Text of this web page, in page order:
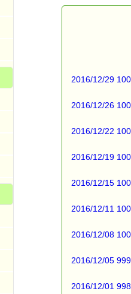
仙台でバッチ
【５月コース】
5/16・30・6/
6/9・23・7/7
時間は：
バッチ国際教
バッチフラワ
（レベル１か
2016/12/29
2016/12/26
2016/12/22
2016/12/19
2016/12/15
2016/12/11
2016/12/08
2016/12/05
2016/12/01